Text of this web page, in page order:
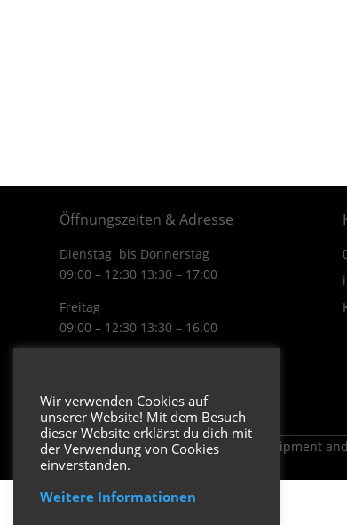
Öffnungszeiten & Adresse
Dienstag bis Donnerstag
09:00 – 12:30 13:30 – 17:00
Freitag
09:00 – 12:30 13:30 – 16:00
In Google Maps öffnen.
Copyright 2026 ENDUROSHOP.at Equipment
Wir verwenden Cookies auf
unserer Website! Mit dem Besuch
dieser Website erklärst du dich mit
der Verwendung von Cookies
einverstanden.
Weitere Informationen